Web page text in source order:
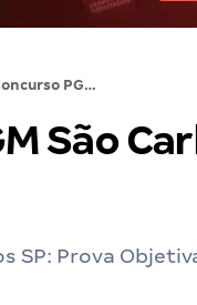
Concurso PGM São Carlos SP: inicial R$ 11,5 mil!
São
SP: Prova